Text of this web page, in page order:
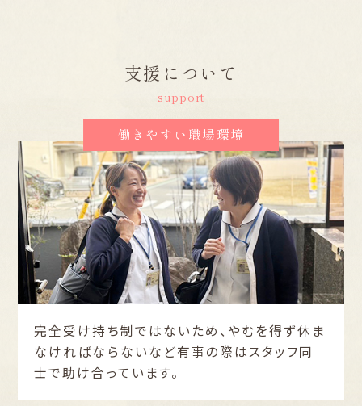
支援について
support
働きやすい職場環境
完全受け持ち制ではないため、やむを得ず休ま
なければならないなど有事の際はスタッフ同
士で助け合っています。